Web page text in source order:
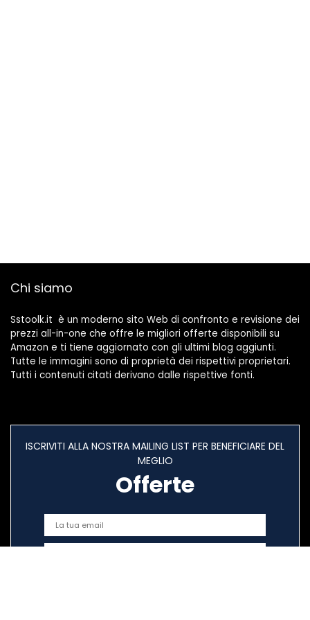
Chi siamo
Sstoolk.it è un moderno sito Web di confronto e revisione dei
prezzi all-in-one che offre le migliori offerte disponibili su
Amazon e ti tiene aggiornato con gli ultimi blog aggiunti.
Tutte le immagini sono di proprietà dei rispettivi proprietari.
Tutti i contenuti citati derivano dalle rispettive fonti.
ISCRIVITI ALLA NOSTRA MAILING LIST PER BENEFICIARE DEL
MEGLIO
Offerte